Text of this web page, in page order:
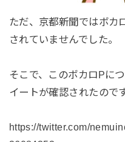
ただ、京都新聞ではボカ
されていませんでした。
そこで、このボカロPに
イートが確認されたのです
https://twitter.com/